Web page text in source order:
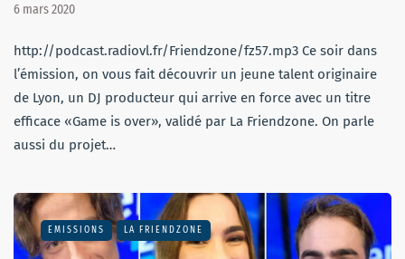
6 mars 2020
http://podcast.radiovl.fr/Friendzone/fz57.mp3 Ce soir dans
l’émission, on vous fait découvrir un jeune talent originaire
de Lyon, un DJ producteur qui arrive en force avec un titre
efficace «Game is over», validé par La Friendzone. On parle
aussi du projet…
EMISSIONS LA FRIENDZONE